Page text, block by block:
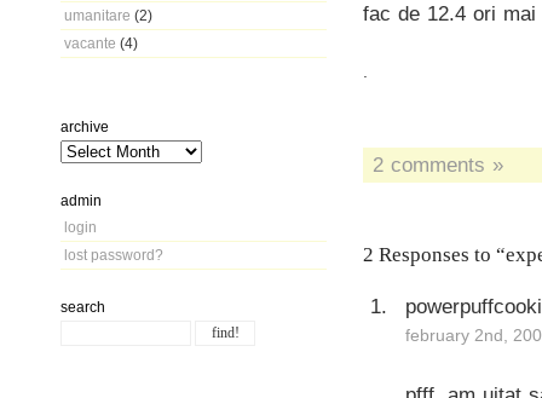
umanitare (2)
vacante (4)
archive
admin
login
lost password?
search
fac de 12.4 ori
.
2 comments »
2 Responses to
february 2nd,